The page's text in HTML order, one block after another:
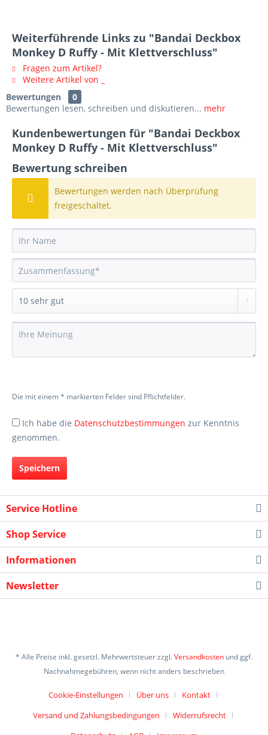
Weiterführende Links zu "Bandai Deckbox
Monkey D Ruffy - Mit Klettverschluss"
Fragen zum Artikel?
Weitere Artikel von _
Bewertungen
0
Bewertungen lesen, schreiben und diskutieren... mehr
Kundenbewertungen für "Bandai Deckbox
Monkey D Ruffy - Mit Klettverschluss"
Bewertung schreiben
Bewertungen werden nach Überprüfung
freigeschaltet.
Die mit einem * markierten Felder sind Pflichtfelder.
Ich habe die Datenschutzbestimmungen zur Kenntnis
genommen.
Speichern
Service Hotline
Shop Service
Informationen
Newsletter
* Alle Preise inkl. gesetzl. Mehrwertsteuer zzgl.Versandkosten und ggf.
Nachnahmegebühren, wenn nicht anders beschrieben
Cookie-Einstellungen Über uns
Kontakt
Versand und Zahlungsbedingungen
Widerrufsrecht